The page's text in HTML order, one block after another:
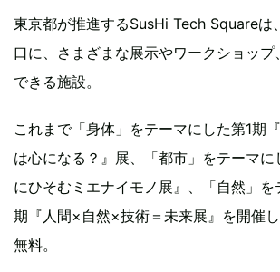
東京都が推進するSusHi Tech Squareは
口に、さまざまな展示やワークショップ
できる施設。
これまで「身体」をテーマにした第1期
は心になる？』展、「都市」をテーマ
にひそむミエナイモノ展』、「自然」
期『人間×自然×技術＝未来展』を開催
無料。